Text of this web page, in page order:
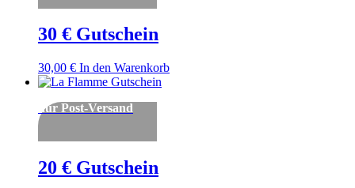
30 € Gutschein
30,00 € In den Warenkorb
nur Post-Versand
20 € Gutschein